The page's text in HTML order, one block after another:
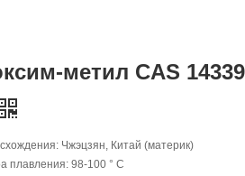
метил CAS
Чжэцзян, Китай (материк)
плавления: 98-100 ° C